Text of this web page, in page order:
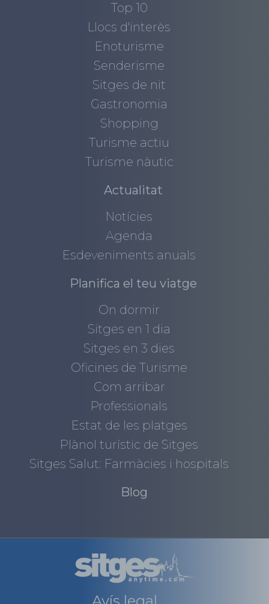
Top 10
Llocs d'interès
Enoturisme
Senderisme
Sitges de nit
Gastronomia
Shopping
Turisme actiu
Turisme nàutic
Actualitat
Notícies
Agenda
Esdeveniments anuals
Planifica el teu viatge
On dormir
Sitges en 1 dia
Sitges en 3 dies
Oficines de Turisme
Com arribar
Professionals
Estat de les platges
Plànol turístic de Sitges
Sitges Salut: Farmàcies i hospitals
Blog